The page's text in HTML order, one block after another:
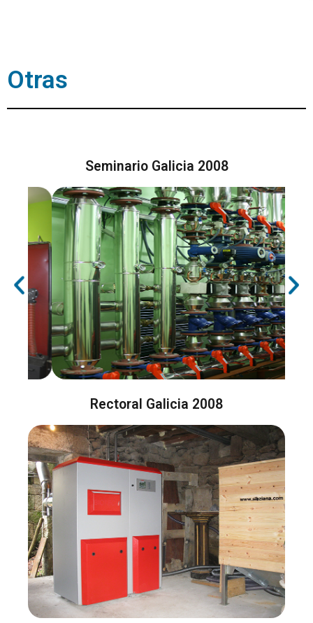
Otras
Seminario Galicia 2008
Rectoral Galicia 2008